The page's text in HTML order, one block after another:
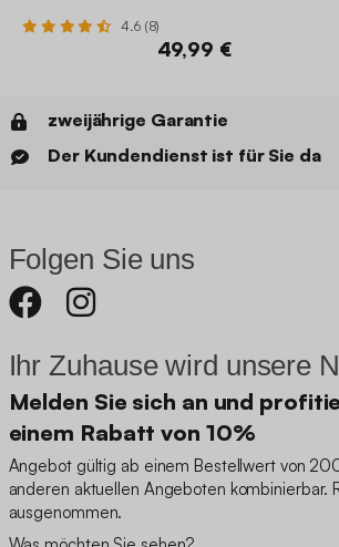
4.6 (8)
49,99 €
zweijährige Garantie
Der Kundendienst ist für Sie da
Folgen Sie uns
Ihr Zuhause wird unsere
Melden Sie sich an und
einem Rabatt von 10%
Angebot gültig ab einem Bestellwert von
anderen aktuellen Angeboten kombinierbar.
ausgenommen.